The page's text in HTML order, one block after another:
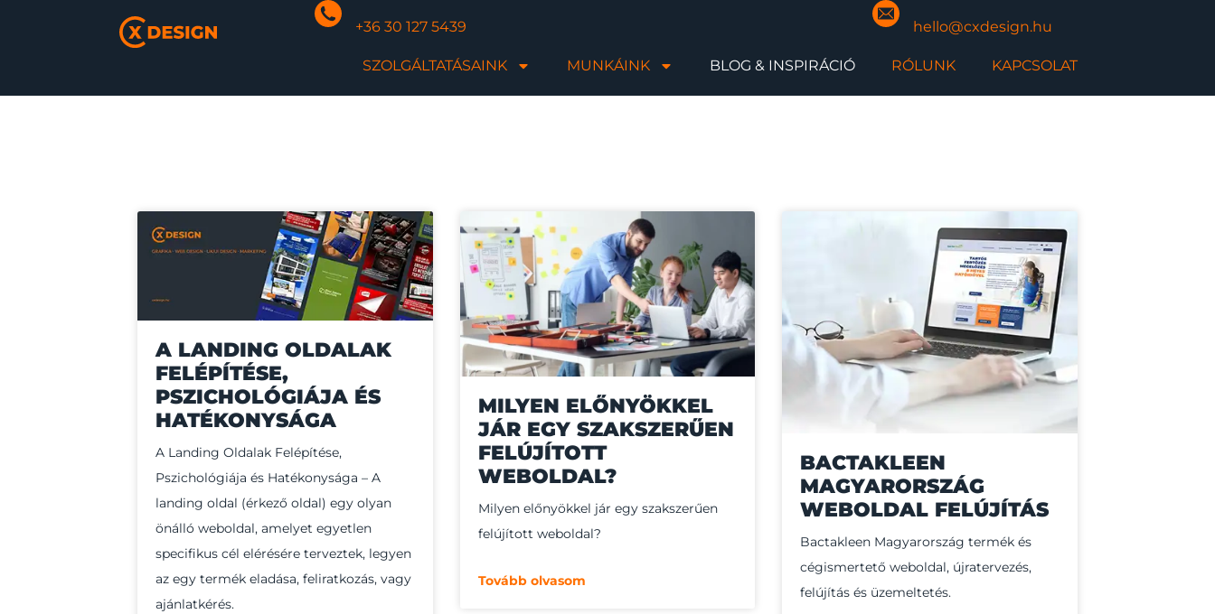
+36 30 127 5439 hello@cxdesign.hu
SZOLGÁLTATÁSAINK MUNKÁINK BLOG & INSPIRÁCIÓ RÓLUNK KAPCSOLAT
A LANDING OLDALAK
FELÉPÍTÉSE,
PSZICHOLÓGIÁJA ÉS
HATÉKONYSÁGA
A Landing Oldalak Felépítése,
Pszichológiája és Hatékonysága – A
landing oldal (érkező oldal) egy olyan
önálló weboldal, amelyet egyetlen
specifikus cél elérésére terveztek, legyen
az egy termék eladása, feliratkozás, vagy
ajánlatkérés.
MILYEN ELŐNYÖKKEL
JÁR EGY SZAKSZERŰEN
FELÚJÍTOTT
WEBOLDAL?
Milyen előnyökkel jár egy szakszerűen
felújított weboldal?
Tovább olvasom
BACTAKLEEN
MAGYARORSZÁG
WEBOLDAL FELÚJÍTÁS
Bactakleen Magyarország termék és
cégismertető weboldal, újratervezés,
felújítás és üzemeltetés.